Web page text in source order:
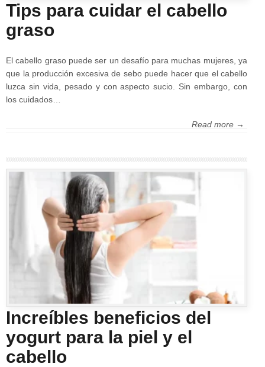
Tips para cuidar el cabello
graso
El cabello graso puede ser un desafío para muchas mujeres, ya
que la producción excesiva de sebo puede hacer que el cabello
luzca sin vida, pesado y con aspecto sucio. Sin embargo, con
los cuidados…
Read more →
Increíbles beneficios del
yogurt para la piel y el
cabello